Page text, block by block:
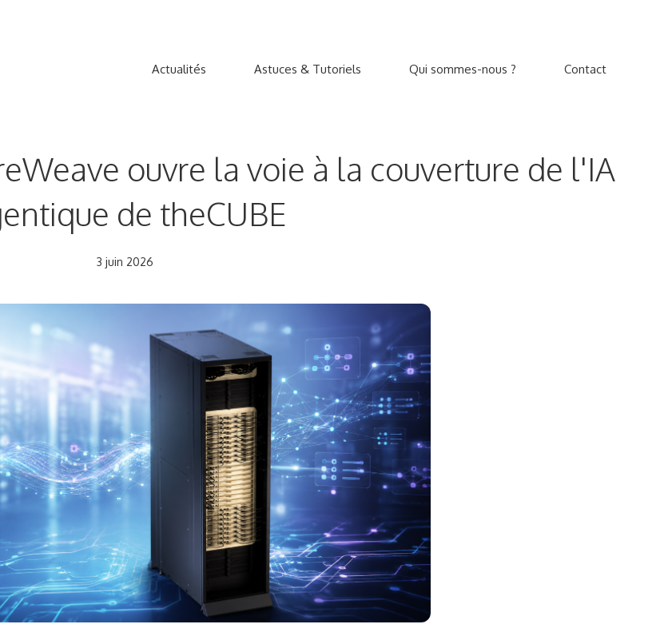
Actualités Astuces & Tutoriels Qui sommes-nous ? Contact
ouvre la voie à la couverture de l'IA
de theCUBE
3 juin 2026